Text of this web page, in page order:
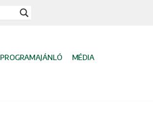
PROGRAMAJÁNLÓ
MÉDIA